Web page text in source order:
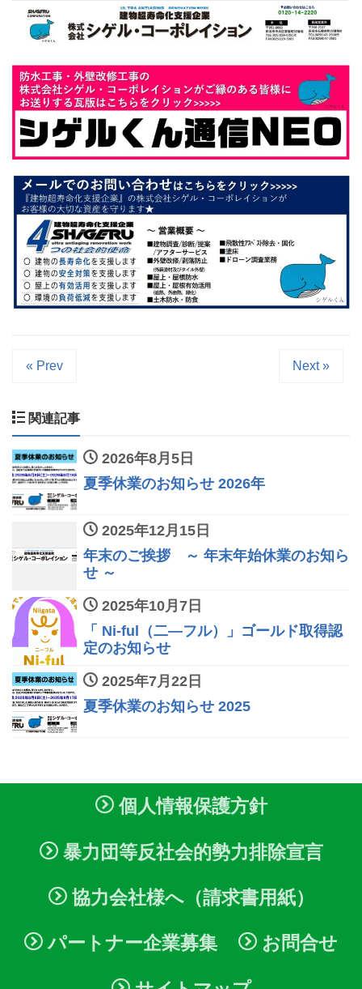
« Prev Next »
関連記事
2026年8月5日
夏季休業のお知らせ 2026年
2025年12月15日
年末のご挨拶 ～ 年末年始休業のお知ら
せ ～
2025年10月7日
「 Ni-ful（二―フル）」ゴールド取得認
定のお知らせ
2025年7月22日
夏季休業のお知らせ 2025
個人情報保護方針
暴力団等反社会的勢力排除宣言
協力会社様へ（請求書用紙）
パートナー企業募集 お問合せ